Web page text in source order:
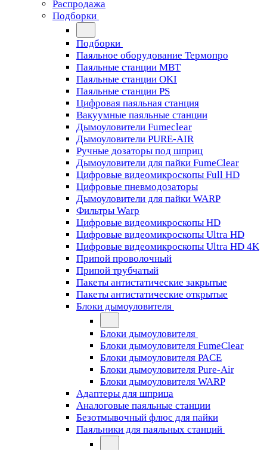
Распродажа
Подборки
Подборки
Паяльное оборудование Термопро
Паяльные станции MBT
Паяльные станции OKI
Паяльные станции PS
Цифровая паяльная станция
Вакуумные паяльные станции
Дымоуловители Fumeclear
Дымоуловители PURE-AIR
Ручные дозаторы под шприц
Дымоуловители для пайки FumeClear
Цифровые видеомикроскопы Full HD
Цифровые пневмодозаторы
Дымоуловители для пайки WARP
Фильтры Warp
Цифровые видеомикроскопы HD
Цифровые видеомикроскопы Ultra HD
Цифровые видеомикроскопы Ultra HD 4K
Припой проволочный
Припой трубчатый
Пакеты антистатические закрытые
Пакеты антистатические открытые
Блоки дымоуловителя
Блоки дымоуловителя
Блоки дымоуловителя FumeClear
Блоки дымоуловителя PACE
Блоки дымоуловителя Pure-Air
Блоки дымоуловителя WARP
Адаптеры для шприца
Аналоговые паяльные станции
Безотмывочный флюс для пайки
Паяльники для паяльных станций